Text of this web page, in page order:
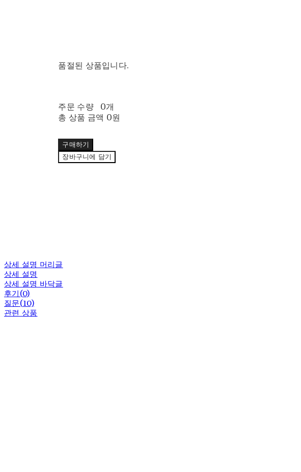
품절된 상품입니다.
주문 수량
0개
총 상품 금액 0원
구매하기
장바구니에 담기
상세 설명 머리글
상세 설명
상세 설명 바닥글
후기(0)
질문(10)
관련 상품